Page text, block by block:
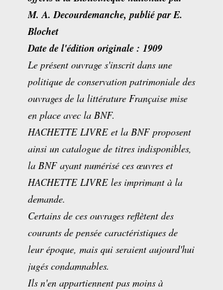
M. A. Decourdemanche, publié par E.
Blochet
Date de l'édition originale : 1909
Le présent ouvrage s'inscrit dans une
politique de conservation patrimoniale des
ouvrages de la littérature Française mise
en place avec la BNF.
HACHETTE LIVRE et la BNF proposent
ainsi un catalogue de titres indisponibles,
la BNF ayant numérisé ces œuvres et
HACHETTE LIVRE les imprimant à la
demande.
Certains de ces ouvrages reflètent des
courants de pensée caractéristiques de
leur époque, mais qui seraient aujourd'hui
jugés condamnables.
Ils n'en appartiennent pas moins à